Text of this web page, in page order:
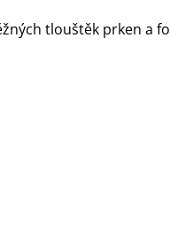
tlouštěk prken a